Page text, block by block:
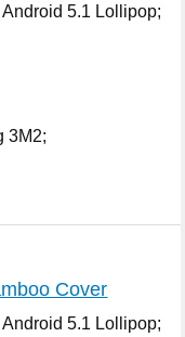
5.1 Lollipop;
3M2;
Cover
5.1 Lollipop;